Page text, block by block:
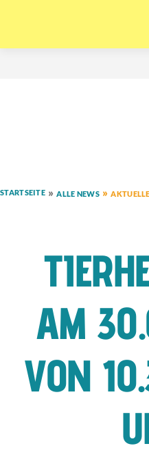
STARTSEITE ALLE NEWS
AM
VON